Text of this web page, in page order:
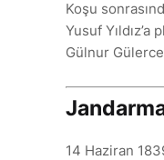
Koşu
Yusuf
Gülnur
14 Haziran